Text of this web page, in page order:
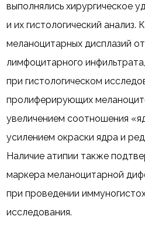
выполнялись хирургическое
и их гистологический анализ.
меланоцитарных дисплазий
лимфоцитарного
при гистологическом
пролиферирующих
увеличением соотношения
усилением окраски ядра и
Наличие атипии также
маркера меланоцитарной
при проведении
исследования.